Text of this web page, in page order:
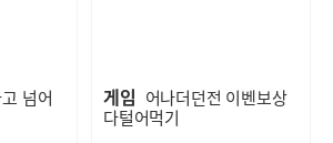
넘어
게임 어나더던전 이벤보상
다털어먹기